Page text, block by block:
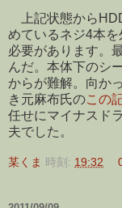
上記状態から
めているネジ4本
必要があります。
んだ。本体下のシ
からが難解。向か
き元麻布氏のこの
任せにマイナスド
夫でした。
某くま 時刻: 19:32